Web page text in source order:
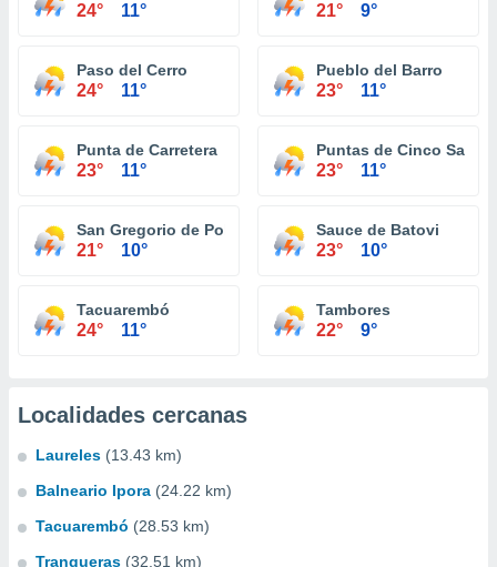
24° 11° 21° 9°
Paso del Cerro
24° 11°
Pueblo del Barro
23° 11°
Punta de Carretera
23° 11°
Puntas de Cinco
23° 11°
San Gregorio de Polanco
21° 10°
Sauce de Batovi
23° 10°
Tacuarembó
24° 11°
Tambores
22° 9°
Localidades cercanas
Laureles (13.43 km)
Balneario Ipora (24.22 km)
Tacuarembó (28.53 km)
Tranqueras (32.51 km)